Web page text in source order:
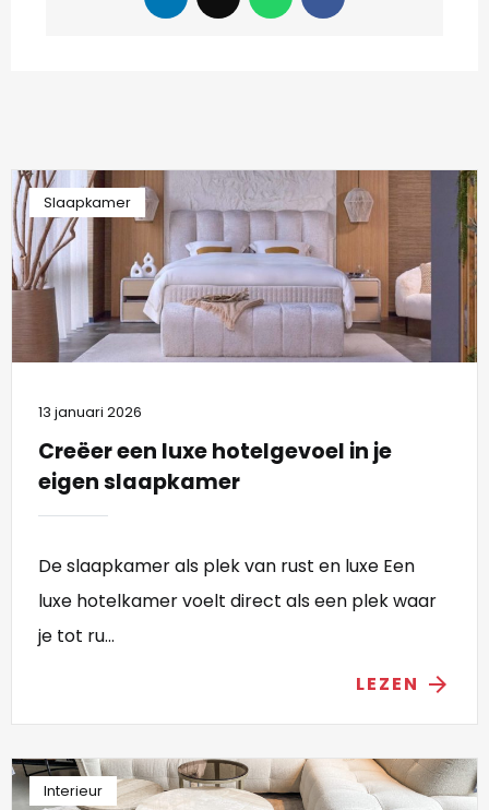
Slaapkamer
13 januari 2026
Creëer een luxe hotelgevoel in je
eigen slaapkamer
De slaapkamer als plek van rust en luxe Een
luxe hotelkamer voelt direct als een plek waar
je tot ru...
LEZEN arrow_forward
Interieur